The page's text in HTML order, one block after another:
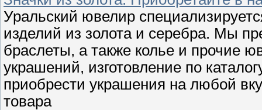
Уральский ювелир
изделий из золота и серебра. Мы
браслеты, а также колье и прочие
украшений, изготовление по
приобрести украшения на любой
товара